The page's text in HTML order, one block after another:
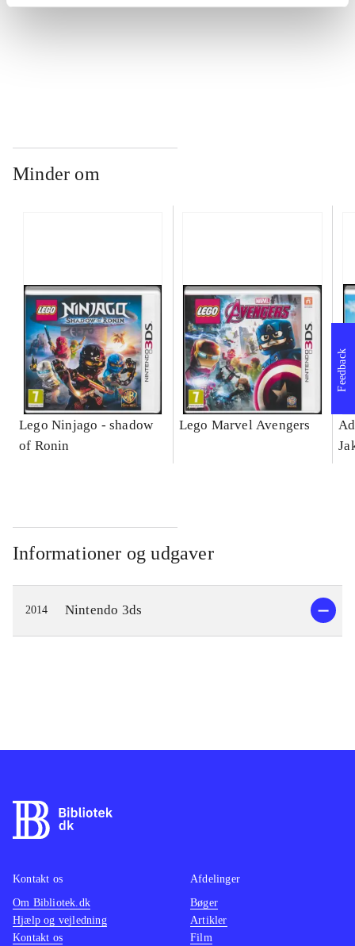
Minder om
Lego Ninjago - shadow
of Ronin
Lego Marvel Avengers
Informationer og udgaver
2014 Nintendo 3ds
Feedback
Kontakt os
Om Bibliotek.dk
Hjælp og vejledning
Kontakt os
Afdelinger
Bøger
Artikler
Film